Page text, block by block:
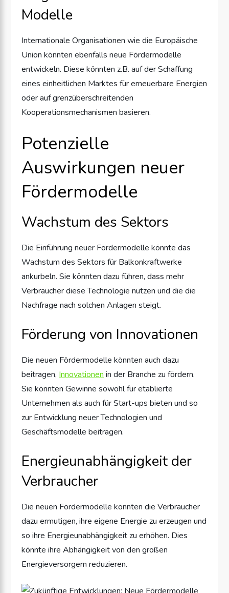
Modelle
Internationale Organisationen wie die Europäische
Union könnten ebenfalls neue Fördermodelle
entwickeln. Diese könnten z.B. auf der Schaffung
eines einheitlichen Marktes für erneuerbare Energien
oder auf grenzüberschreitenden
Kooperationsmechanismen basieren.
Potenzielle
Auswirkungen neuer
Fördermodelle
Wachstum des Sektors
Die Einführung neuer Fördermodelle könnte das
Wachstum des Sektors für Balkonkraftwerke
ankurbeln. Sie könnten dazu führen, dass mehr
Verbraucher diese Technologie nutzen und die die
Nachfrage nach solchen Anlagen steigt.
Förderung von Innovationen
Die neuen Fördermodelle könnten auch dazu
beitragen, Innovationen in der Branche zu fördern.
Sie könnten Gewinne sowohl für etablierte
Unternehmen als auch für Start-ups bieten und so
zur Entwicklung neuer Technologien und
Geschäftsmodelle beitragen.
Energieunabhängigkeit der
Verbraucher
Die neuen Fördermodelle könnten die Verbraucher
dazu ermutigen, ihre eigene Energie zu erzeugen und
so ihre Energieunabhängigkeit zu erhöhen. Dies
könnte ihre Abhängigkeit von den großen
Energieversorgern reduzieren.